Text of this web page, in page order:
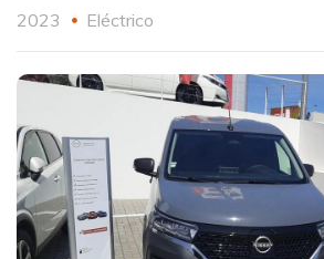
2023 Eléctrico